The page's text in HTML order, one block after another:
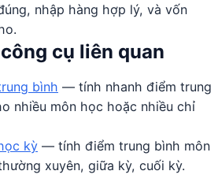
nhập hàng hợp lý, và vốn
cụ liên quan
bình — tính nhanh điểm trung
nhiều môn học hoặc nhiều chỉ
kỳ — tính điểm trung bình môn
xuyên, giữa kỳ, cuối kỳ.